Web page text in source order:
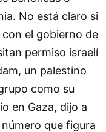
No está claro si
el gobierno de
permiso israelí
un palestino
como su
en Gaza, dijo a
que figura